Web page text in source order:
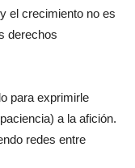
el crecimiento no es
derechos
para exprimirle
a la afición.
redes entre